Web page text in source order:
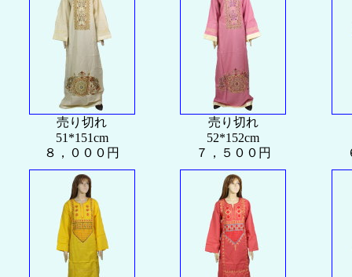
売り切れ
51*151cm
８，０００円
売り切れ
52*152cm
７，５００円